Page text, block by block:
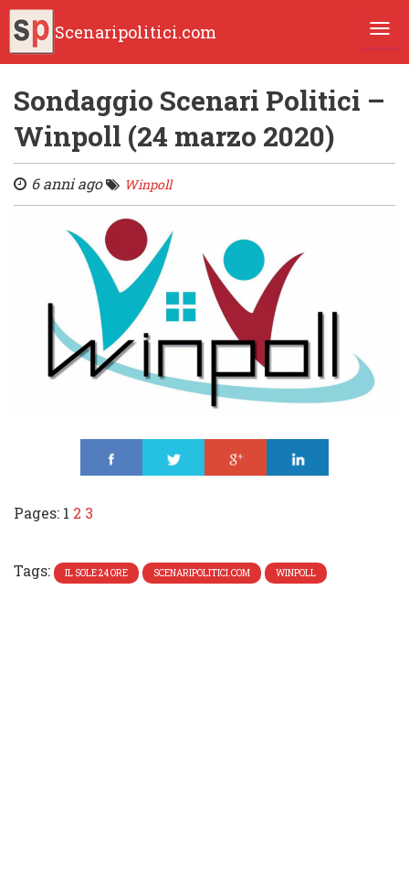
Scenaripolitici.com
Sondaggio Scenari Politici –
Winpoll (24 marzo 2020)
6 anni ago Winpoll
Pages: 1 2 3
Tags: IL SOLE 24 ORE SCENARIPOLITICI.COM WINPOLL